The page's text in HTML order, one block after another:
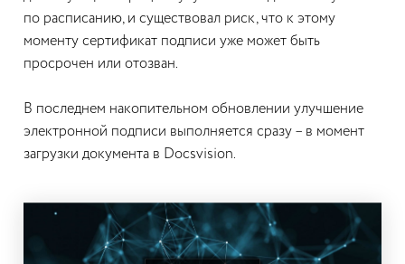
по расписанию, и существовал риск, что к этому
моменту сертификат подписи уже может быть
просрочен или отозван.
В последнем накопительном обновлении улучшение
электронной подписи выполняется сразу – в момент
загрузки документа в Docsvision.